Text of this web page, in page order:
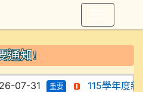
通知!
07-31 重要 115學年度新